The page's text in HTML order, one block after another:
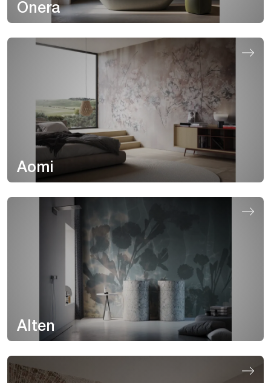
Onera
Aomi
Alten